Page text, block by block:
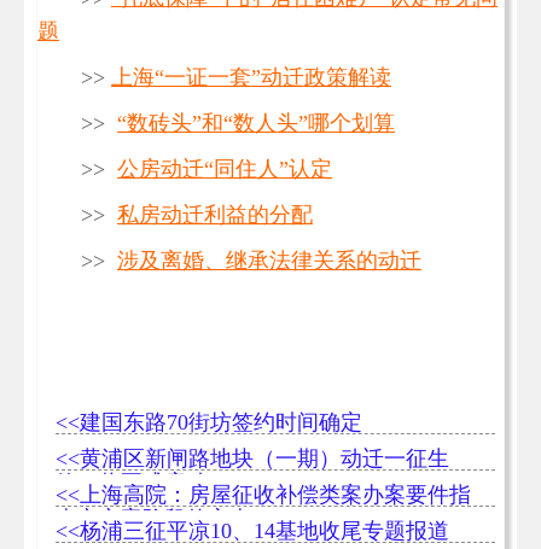
题
>> 上海“一证一套”动迁政策解读
>> “数砖头”和“数人头”哪个划算
>> 公房动迁“同住人”认定
>> 私房动迁利益的分配
>> 涉及离婚、继承法律关系的动迁
<<建国东路70街坊签约时间确定
<<黄浦区新闸路地块（一期）动迁一征生
效，将正式启动
<<上海高院：房屋征收补偿类案办案要件指
南之立案阶段的审查
<<杨浦三征平凉10、14基地收尾专题报道